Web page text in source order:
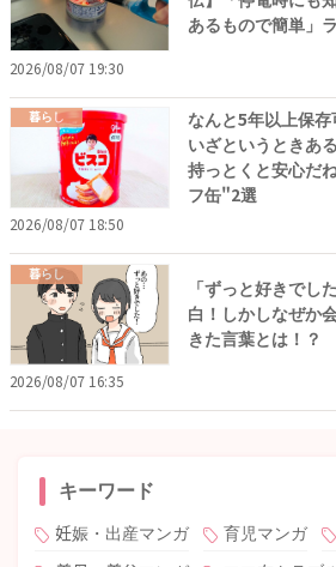
あるもので簡単」
2026/08/07 19:30
暮らし
なんと5年以上保存
いざというときあ
持っとくと安心だ
フ缶"2選
2026/08/07 18:50
暮らし
「ずっと好きでし
白！しかしなぜか
きた言葉とは！？
2026/08/07 16:35
キーワード
妊娠・出産マンガ 育児マンガ